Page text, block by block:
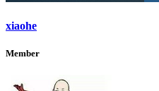
xiaohe
Member